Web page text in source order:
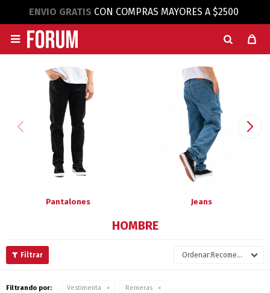
ENVIO GRATIS CON COMPRAS MAYORES A $2500

Pantalones Jeans
HOMBRE
Recomendados
Filtrando por: Vestimenta
Remeras